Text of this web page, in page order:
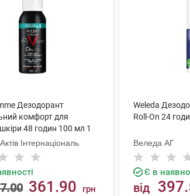
Дезодорант
комфорт для
48 годин 100 мл 1
Інтернаціональ
361.90 грн
Weleda
Roll-On 24
Веледа АГ
Є в
від